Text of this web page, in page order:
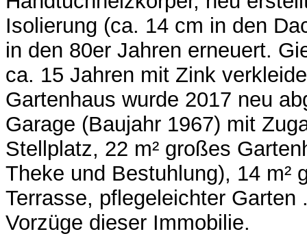
Isolierung (ca. 14 cm in den
in den 80er Jahren erneuert.
ca. 15 Jahren mit Zink
Gartenhaus wurde 2017 neu
Garage (Baujahr 1967) mit
Stellplatz, 22 m² großes
Theke und Bestuhlung), 14 m²
Terrasse, pflegeleichter Garten
Vorzüge dieser Immobilie.